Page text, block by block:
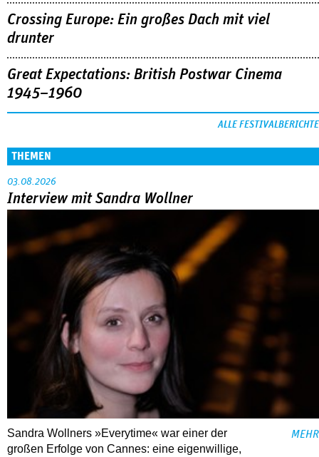
Crossing Europe: Ein großes Dach mit viel
drunter
Great Expectations: British Postwar Cinema
1945–1960
ALLE FESTIVALBERICHTE
THEMEN
03.08.2026
Interview mit Sandra Wollner
Sandra Wollners »Everytime« war einer der
großen Erfolge von Cannes: eine eigenwillige,
MEHR